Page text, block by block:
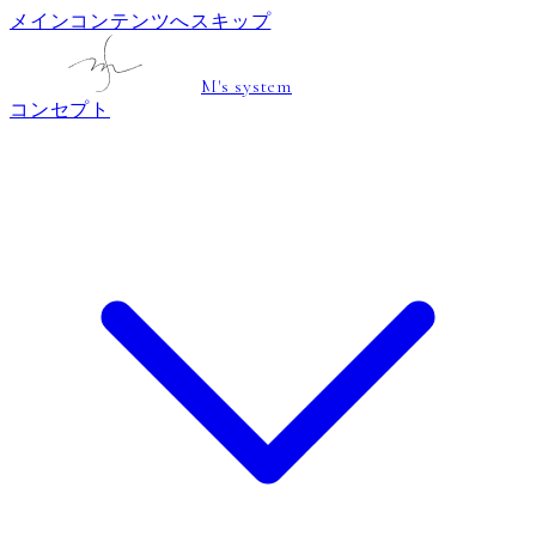
メインコンテンツへスキップ
M's system
コンセプト